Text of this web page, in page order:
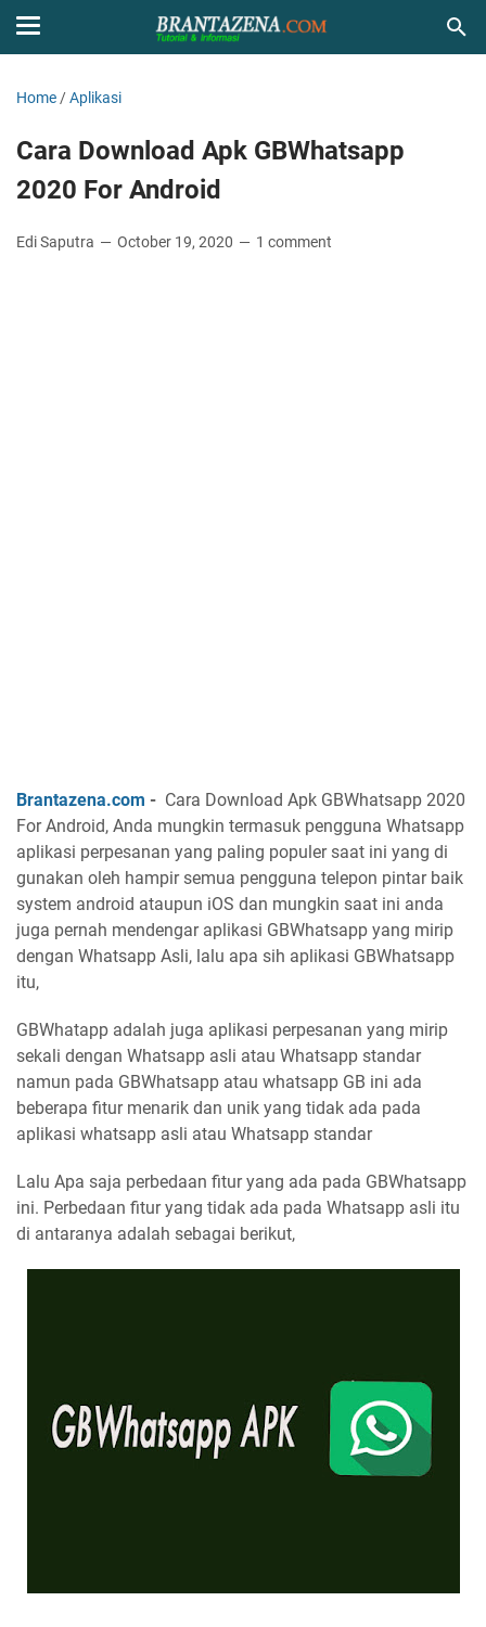
Home /Aplikasi
Cara Download Apk GBWhatsapp
2020 For Android
Edi Saputra October 19, 2020 1 comment
Brantazena.com - Cara Download Apk GBWhatsapp 2020
For Android, Anda mungkin termasuk pengguna Whatsapp
aplikasi perpesanan yang paling populer saat ini yang di
gunakan oleh hampir semua pengguna telepon pintar baik
system android ataupun iOS dan mungkin saat ini anda
juga pernah mendengar aplikasi GBWhatsapp yang mirip
dengan Whatsapp Asli, lalu apa sih aplikasi GBWhatsapp
itu,
GBWhatapp adalah juga aplikasi perpesanan yang mirip
sekali dengan Whatsapp asli atau Whatsapp standar
namun pada GBWhatsapp atau whatsapp GB ini ada
beberapa fitur menarik dan unik yang tidak ada pada
aplikasi whatsapp asli atau Whatsapp standar
Lalu Apa saja perbedaan fitur yang ada pada GBWhatsapp
ini. Perbedaan fitur yang tidak ada pada Whatsapp asli itu
di antaranya adalah sebagai berikut,